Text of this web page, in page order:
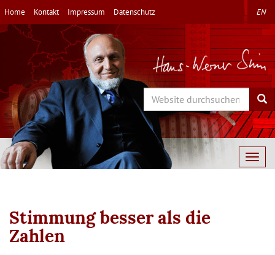
Direkt
zum
Inhalt
Home Kontakt Impressum Datenschutz EN
Search
Stimmung besser als die
Zahlen